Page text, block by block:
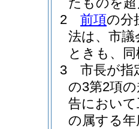
2
前項の分
法は、市
ときも、
3
市長が指
の3第2項
告におい
の属する